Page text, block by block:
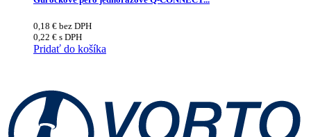
0,18 € bez DPH
0,22 € s DPH
Pridať do košíka